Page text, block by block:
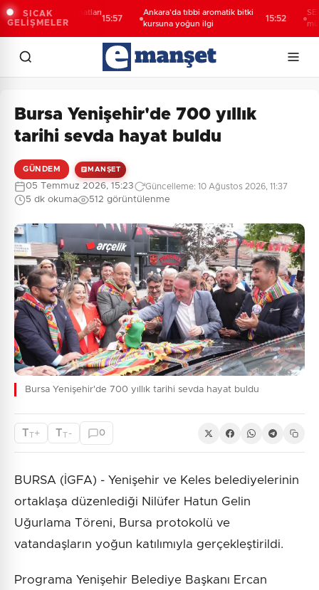
SICAK
GELİŞMELER
hatları
Ankara'da tıbbi aromatik bitki
kursuna yoğun ilgi
Bursa Yenişehir'de 700 yıllık
tarihi sevda hayat buldu
GÜNDEM MANŞET
05 Temmuz 2026, 15:23 Güncelleme: 10 Ağustos 2026, 11:37
5 dk okuma 512 görüntülenme
Bursa Yenişehir'de 700 yıllık tarihi sevda hayat buldu
TT+ TT - 0
BURSA (İGFA) - Yenişehir ve Keles belediyelerinin
ortaklaşa düzenlediği Nilüfer Hatun Gelin
Uğurlama Töreni, Bursa protokolü ve
vatandaşların yoğun katılımıyla gerçekleştirildi.
Programa Yenişehir Belediye Başkanı Ercan